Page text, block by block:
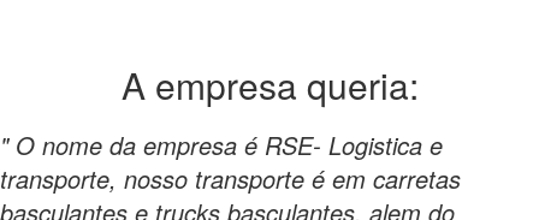
A empresa queria:
" O nome da empresa é RSE- Logistica e
transporte, nosso transporte é em carretas
basculantes e trucks basculantes, alem do